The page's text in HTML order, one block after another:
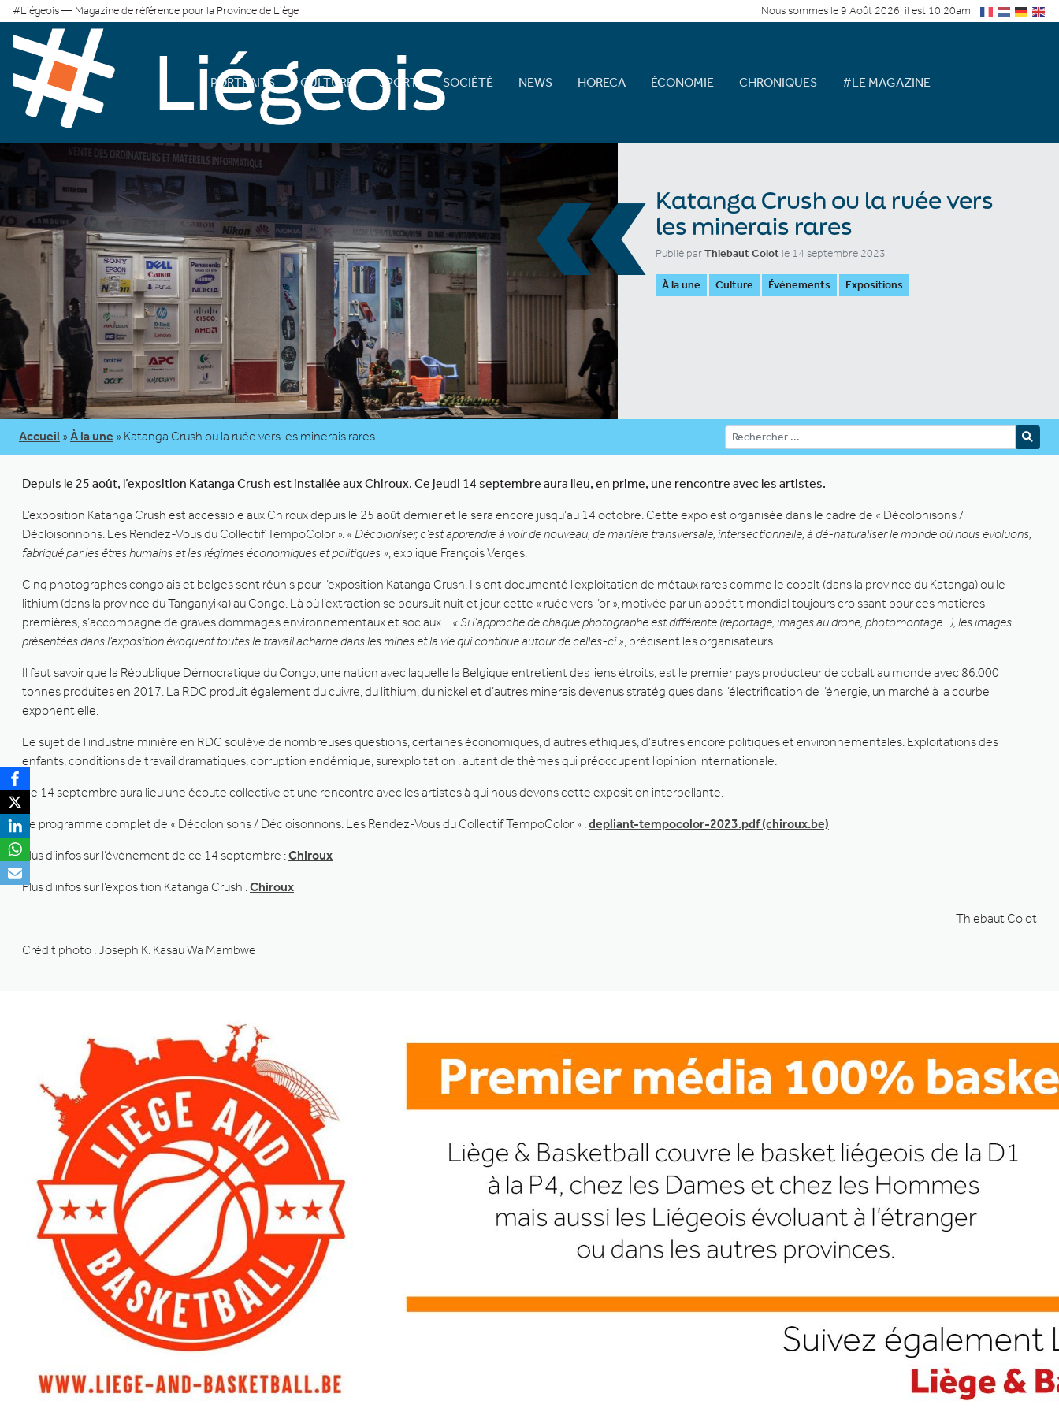
#Liégeois — Magazine de référence pour la Province de Liège Nous sommes le 9 Août 2026, il est 10:20am
PORTRAITS CULTURE SPORT SOCIÉTÉ NEWS HORECA ÉCONOMIE CHRONIQUES #LE MAGAZINE
«Katanga Crush ou la ruée vers
les minerais rares
Publié parThiebaut Colot le 14 septembre 2023
À la une Culture Événements Expositions
Accueil » À la une » Katanga Crush ou la ruée vers les minerais rares
Depuis le 25 août, l’exposition Katanga Crush est installée aux Chiroux. Ce jeudi 14 septembre aura lieu, en prime, une rencontre avec les artistes.
L’exposition Katanga Crush est accessible aux Chiroux depuis le 25 août dernier et le sera encore jusqu’au 14 octobre. Cette expo est organisée dans le cadre de « Décolonisons /
Décloisonnons. Les Rendez-Vous du Collectif TempoColor ». « Décoloniser, c’est apprendre à voir de nouveau, de manière transversale, intersectionnelle, à dé-naturaliser le monde où nous évoluons,
fabriqué par les êtres humains et les régimes économiques et politiques », explique François Verges.
Cinq photographes congolais et belges sont réunis pour l’exposition Katanga Crush. Ils ont documenté l’exploitation de métaux rares comme le cobalt (dans la province du Katanga) ou le
lithium (dans la province du Tanganyika) au Congo. Là où l’extraction se poursuit nuit et jour, cette « ruée vers l’or », motivée par un appétit mondial toujours croissant pour ces matières
premières, s’accompagne de graves dommages environnementaux et sociaux… « Si l’approche de chaque photographe est différente (reportage, images au drone, photomontage…), les images
présentées dans l’exposition évoquent toutes le travail acharné dans les mines et la vie qui continue autour de celles-ci », précisent les organisateurs.
Il faut savoir que la République Démocratique du Congo, une nation avec laquelle la Belgique entretient des liens étroits, est le premier pays producteur de cobalt au monde avec 86.000
tonnes produites en 2017. La RDC produit également du cuivre, du lithium, du nickel et d’autres minerais devenus stratégiques dans l’électrification de l’énergie, un marché à la courbe
exponentielle.
Le sujet de l’industrie minière en RDC soulève de nombreuses questions, certaines économiques, d’autres éthiques, d’autres encore politiques et environnementales. Exploitations des
enfants, conditions de travail dramatiques, corruption endémique, surexploitation : autant de thèmes qui préoccupent l’opinion internationale.
Ce 14 septembre aura lieu une écoute collective et une rencontre avec les artistes à qui nous devons cette exposition interpellante.
Le programme complet de « Décolonisons / Décloisonnons. Les Rendez-Vous du Collectif TempoColor » :depliant-tempocolor-2023.pdf (chiroux.be)
Plus d’infos sur l’évènement de ce 14 septembre :Chiroux
Plus d’infos sur l’exposition Katanga Crush :Chiroux
Thiebaut Colot
Crédit photo : Joseph K. Kasau Wa Mambwe